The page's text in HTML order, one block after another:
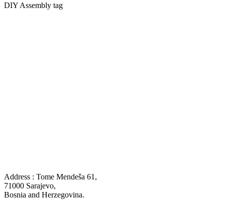
DIY Assembly tag
Address : Tome Mendeša 61,
71000 Sarajevo,
Bosnia and Herzegovina.